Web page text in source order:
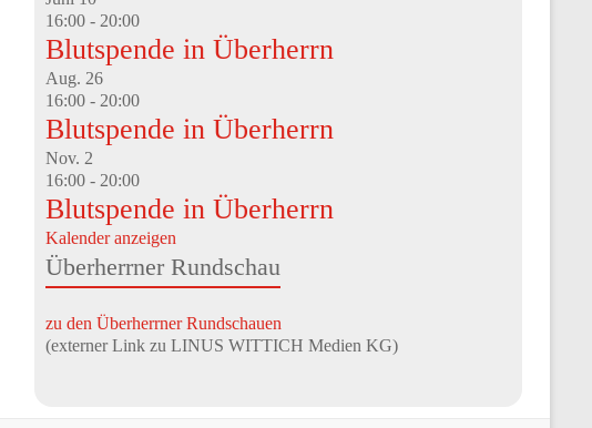
16:00 - 20:00
Blutspende in Überherrn
Aug. 26
16:00 - 20:00
Blutspende in Überherrn
Nov. 2
16:00 - 20:00
Blutspende in Überherrn
Kalender anzeigen
Überherrner Rundschau
zu den Überherrner Rundschauen
(externer Link zu LINUS WITTICH Medien KG)